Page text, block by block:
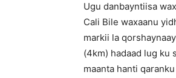
Ugu danbayntiisa
Cali Bile waxaanu
markii la
(4km) hadaad lug ku
maanta hanti